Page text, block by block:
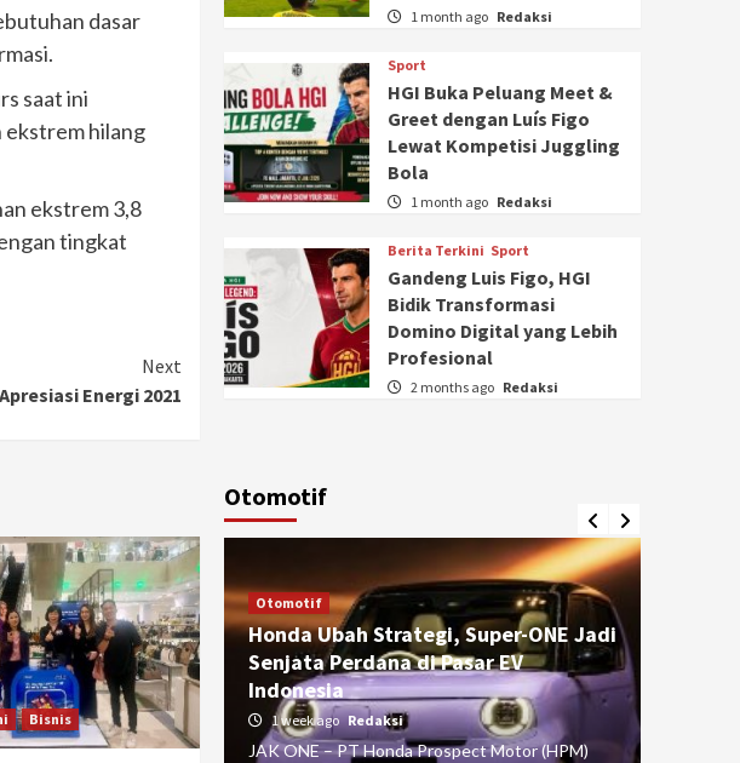
dasar
saat ini
ekstrem hilang
ekstrem 3,8
tingkat
Next
Energi 2021
Bisnis
1 month ago Redaksi
Sport
HGI Buka Peluang Meet &
Greet dengan Luís Figo
Lewat Kompetisi Juggling
Bola
1 month ago Redaksi
Berita Terkini Sport
Gandeng Luis Figo, HGI
Bidik Transformasi
Domino Digital yang Lebih
Profesional
2 months ago Redaksi
Otomotif
Debut di
Desain Bersejarah
abad perjalanan
Otomotif
Honda Ubah Strategi, Super-ONE Jadi
Senjata Perdana di Pasar EV
Indonesia
1 week ago Redaksi
JAK ONE – PT Honda Prospect Motor (HPM)